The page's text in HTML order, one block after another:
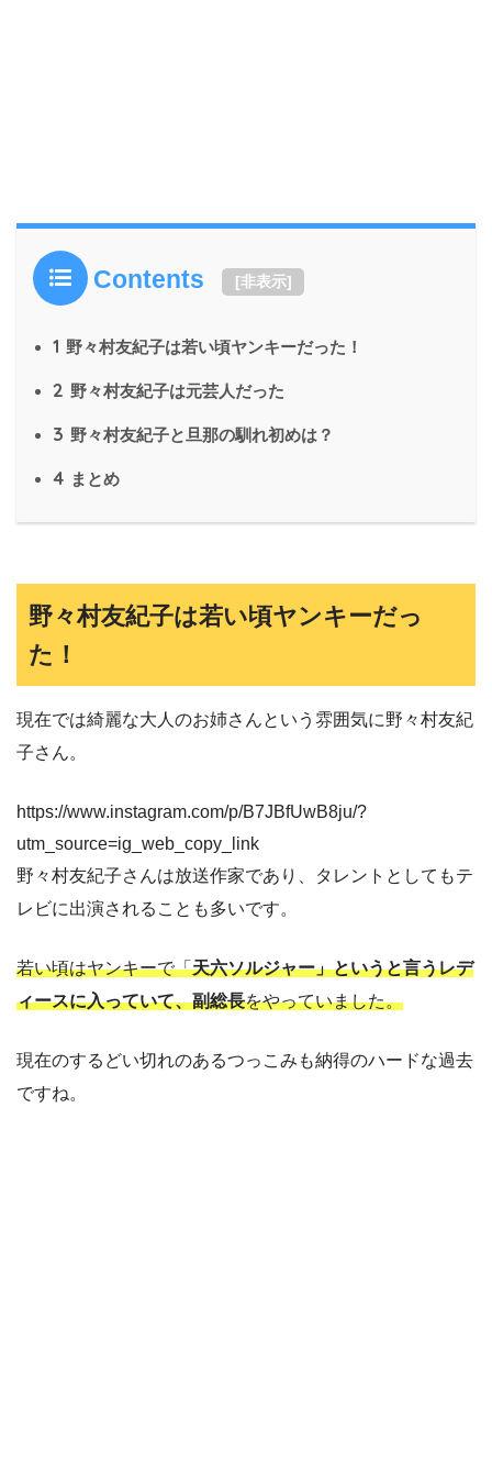
Contents [非表示]
1 野々村友紀子は若い頃ヤンキーだった！
2 野々村友紀子は元芸人だった
3 野々村友紀子と旦那の馴れ初めは？
4 まとめ
野々村友紀子は若い頃ヤンキーだっ
た！
現在では綺麗な大人のお姉さんという雰囲気に野々村友紀
子さん。
https://www.instagram.com/p/B7JBfUwB8ju/?
utm_source=ig_web_copy_link
野々村友紀子さんは放送作家であり、タレントとしてもテ
レビに出演されることも多いです。
若い頃はヤンキーで「天六ソルジャー」というと言うレデ
ィースに入っていて、副総長をやっていました。
現在のするどい切れのあるつっこみも納得のハードな過去
ですね。